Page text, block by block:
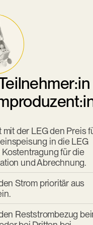
VNB
mit der LEG den Preis
in die LEG
für die
und Abrechnung.
Strom prioritär aus
Reststrombezug